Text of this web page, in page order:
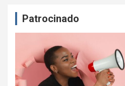
Patrocinado